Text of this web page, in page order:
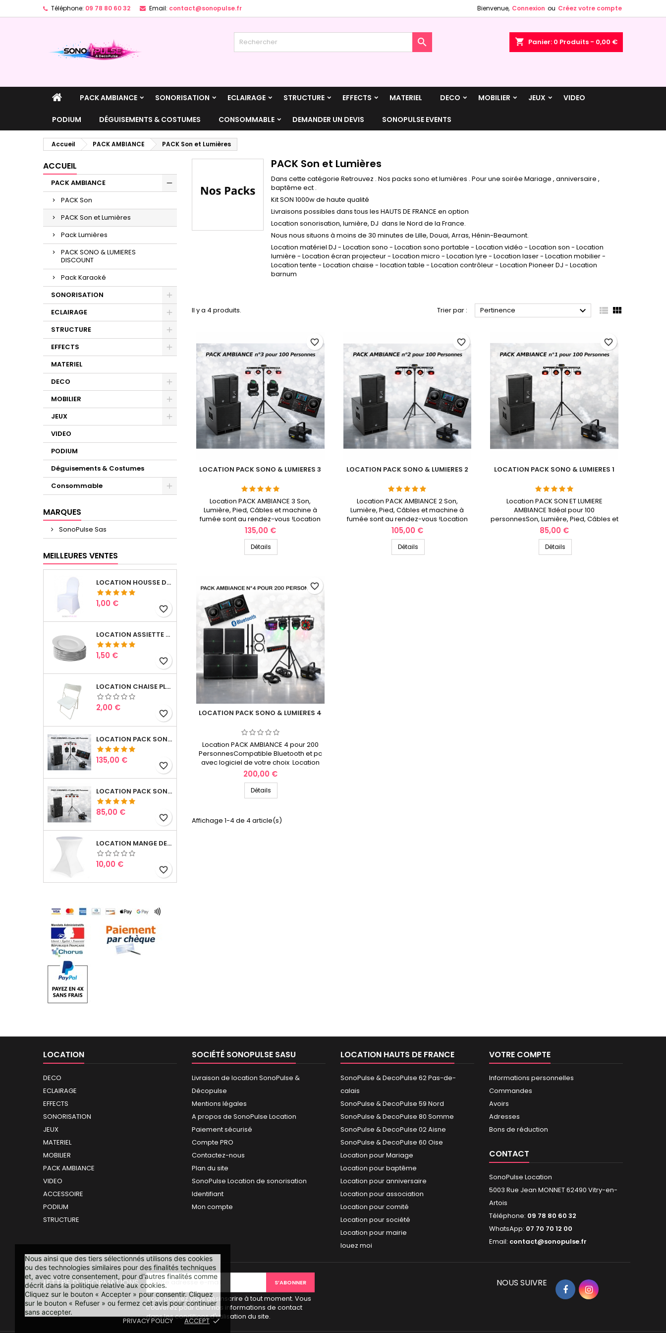
Nous ainsi que des tiers sélectionnés utilisons des cookies
ou des technologies similaires pour des finalités techniques
et, avec votre consentement, pour d'autres finalités comme
décrit dans la politique relative aux cookies.
Cliquez sur le bouton « Accepter » pour consentir. Cliquez
sur le bouton « Refuser » ou fermez cet avis pour continuer
sans accepter.
PRIVACY POLICY ACCEPT done
Téléphone: 09 78 80 60 32 Email: contact@sonopulse.fr Bienvenue, Connexion ou Créez votre compte
shopping_cart Panier: 0 Produits - 0,00 €

PACK AMBIANCE SONORISATION ECLAIRAGE STRUCTURE EFFECTS MATERIEL DECO MOBILIER JEUX VIDEO
PODIUM DÉGUISEMENTS & COSTUMES CONSOMMABLE DEMANDER UN DEVIS SONOPULSE EVENTS
Accueil PACK AMBIANCE PACK Son et Lumières
ACCUEIL
PACK AMBIANCE
PACK Son
PACK Son et Lumières
Pack Lumières
PACK SONO & LUMIERES
DISCOUNT
Pack Karaoké
SONORISATION
ECLAIRAGE
STRUCTURE
EFFECTS
MATERIEL
DECO
MOBILIER
JEUX
VIDEO
PODIUM
Déguisements & Costumes
Consommable
MARQUES
SonoPulse Sas
MEILLEURES VENTES
LOCATION HOUSSE DE CHAISES
Prix
1,00 €
favorite_border
LOCATION ASSIETTE PLATE FINE PORCELAINE, Ø 27 CM
Prix
1,50 €
favorite_border
LOCATION CHAISE PLIANTE
Prix
2,00 €
favorite_border
LOCATION PACK SONO & LUMIERES 3
Prix
135,00 €
favorite_border
LOCATION PACK SONO & LUMIERES 1
Prix
85,00 €
favorite_border
LOCATION MANGE DEBOUT AVEC LYCRA BLANC
Prix
10,00 €
favorite_border
PACK Son et Lumières
Dans cette catégorie Retrouvez . Nos packs sono et lumières . Pour une soirée Mariage , anniversaire ,
baptême ect .
Kit SON 1000w de haute qualité
Livraisons possibles dans tous les HAUTS DE FRANCE en option
Location sonorisation, lumière, DJ dans le Nord de la France.
Nous nous situons à moins de 30 minutes de Lille, Douai, Arras, Hénin-Beaumont.
Location matériel DJ - Location sono - Location sono portable - Location vidéo - Location son - Location
lumière - Location écran projecteur - Location micro - Location lyre - Location laser - Location mobilier -
Location tente - Location chaise - location table - Location contrôleur - Location Pioneer DJ - Location
barnum
Il y a 4 produits. Trier par : Pertinence   
LOCATION PACK SONO & LUMIERES 3
Location PACK AMBIANCE 3 Son,
Lumière, Pied, Câbles et machine à
fumée sont au rendez-vous !Location
le week-end ou 24 heures en semaine
SonoPulse Location des hauts-de-
France
Prix
135,00 €
Détails
favorite_border
LOCATION PACK SONO & LUMIERES 2
Location PACK AMBIANCE 2 Son,
Lumière, Pied, Câbles et machine à
fumée sont au rendez-vous !Location
le week-end ou 24 heures en semaine
SonoPulse Location des hauts-de-
France
Prix
105,00 €
Détails
favorite_border
LOCATION PACK SONO & LUMIERES 1
Location PACK SON ET LUMIERE
AMBIANCE 1Idéal pour 100
personnesSon, Lumière, Pied, Câbles et
machine à fumée sont au rendez-vous
!Location le week-end ou 24 heures en
semaineSonoPulse Location des
hauts-de-France
Prix
85,00 €
Détails
favorite_border
LOCATION PACK SONO & LUMIERES 4
Location PACK AMBIANCE 4 pour 200
PersonnesCompatible Bluetooth et pc
avec logiciel de votre choix Location
disponible :• Week-end complet
(vendredi → lundi)• 24 heures en
semaine 📍 Retrait en magasin ou
livraison possible (selon secteur)
nos packs sont vérifiés, nettoyés et
préparés avant chaque location. 🎛️...
Prix
200,00 €
Détails
favorite_border
Affichage 1-4 de 4 article(s)
LOCATION
DECO
ECLAIRAGE
EFFECTS
SONORISATION
JEUX
MATERIEL
MOBILIER
PACK AMBIANCE
VIDEO
ACCESSOIRE
PODIUM
STRUCTURE
SOCIÉTÉ SONOPULSE SASU
Livraison de location SonoPulse &
Décopulse
Mentions légales
A propos de SonoPulse Location
Paiement sécurisé
Compte PRO
Contactez-nous
Plan du site
SonoPulse Location de sonorisation
Identifiant
Mon compte
LOCATION HAUTS DE FRANCE
SonoPulse & DecoPulse 62 Pas-de-
calais
SonoPulse & DecoPulse 59 Nord
SonoPulse & DecoPulse 80 Somme
SonoPulse & DecoPulse 02 Aisne
SonoPulse & DecoPulse 60 Oise
Location pour Mariage
Location pour baptême
Location pour anniversaire
Location pour association
Location pour comité
Location pour société
Location pour mairie
louez moi
VOTRE COMPTE
Informations personnelles
Commandes
Avoirs
Adresses
Bons de réduction
CONTACT
SonoPulse Location
5003 Rue Jean MONNET 62490 Vitry-en-
Artois
Téléphone: 09 78 80 60 32
WhatsApp: 07 70 70 12 00
Email: contact@sonopulse.fr
Ajouter à ma liste d'envies
Créer une nouvelle liste
((modalTitle))
((confirmMessage))
((cancelText)) ((modalDeleteText))
Créer une liste d'envies
Connexion
Vous devez être connecté pour ajouter des produits à votre liste
Annuler Connexion
LETTRE D'INFORMATIONS
Vous pouvez vous désinscrire à tout moment. Vous
trouverez pour cela nos informations de contact
dans les conditions d'utilisation du site.
NOUS SUIVRE